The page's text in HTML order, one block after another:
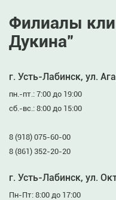
Филиалы
Дукина”
г. Усть-Лабинск, ул.
пн.-пт.: 7:00 до 19:00
сб.-вс.: 8:00 до 15:00
8 (918) 075-60-00
8 (861) 352-20-20
г. Усть-Лабинск, ул.
Пн-Пт: 8:00 до 17:00